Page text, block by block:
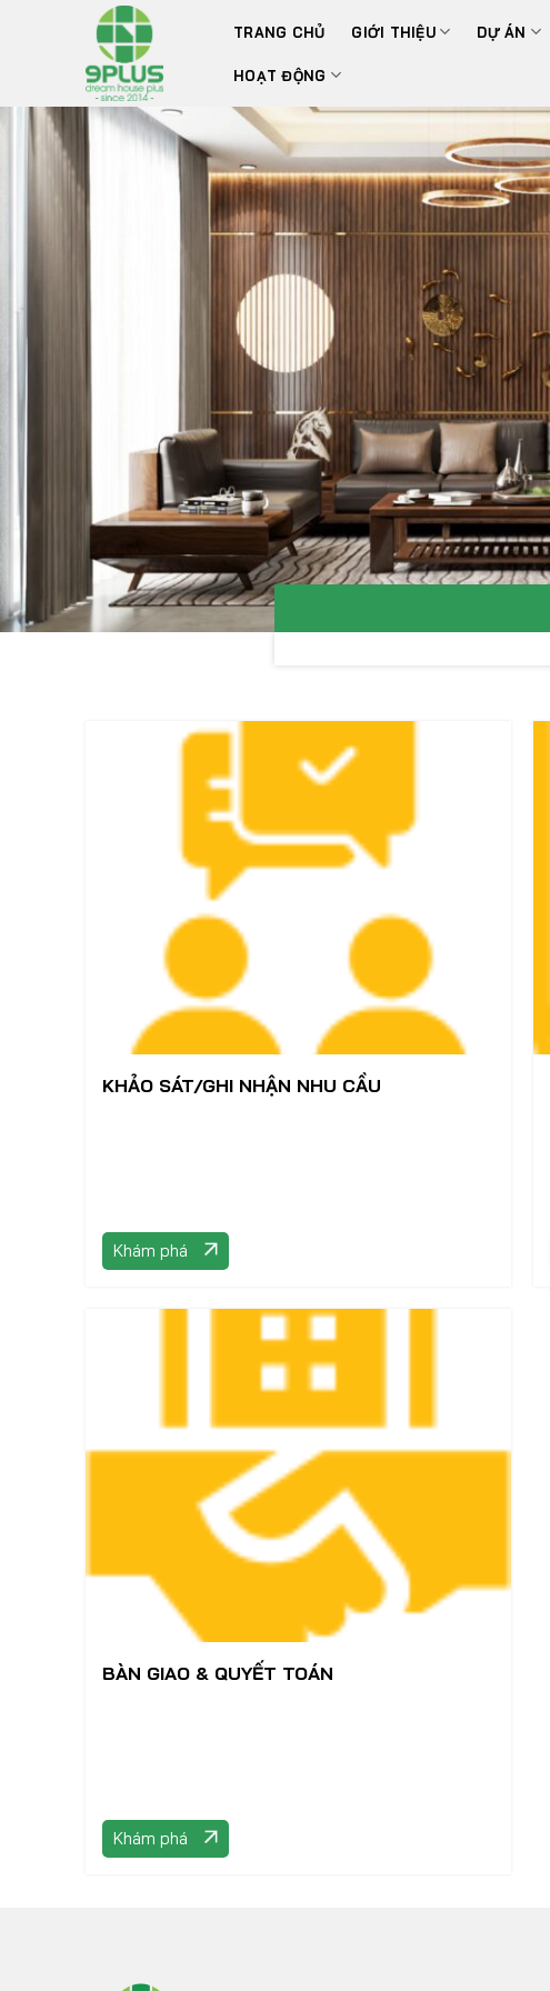
TRANG CHỦ GIỚI THIỆU DỰ ÁN
HOẠT ĐỘNG
KHẢO SÁT/GHI NHẬN NHU CẦU
Khám phá
BÀN GIAO & QUYẾT TOÁN
Khám phá